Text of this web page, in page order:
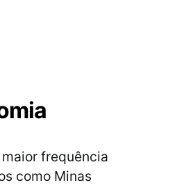
frequência
como Minas